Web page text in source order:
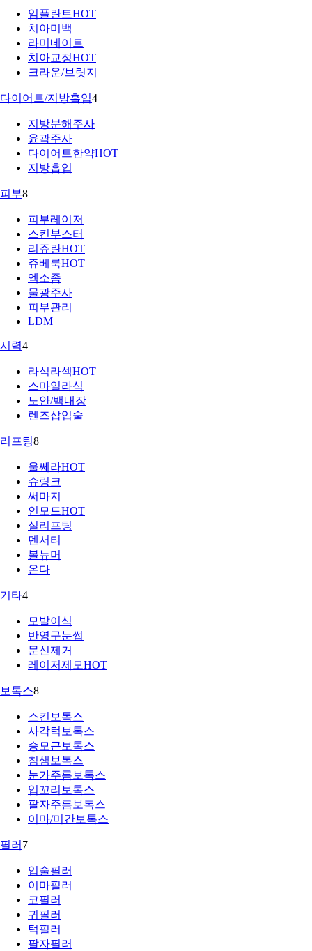
임플란트HOT
치아미백
라미네이트
치아교정HOT
크라운/브릿지
다이어트/지방흡입4
지방분해주사
윤곽주사
다이어트한약HOT
지방흡입
피부8
피부레이저
스킨부스터
리쥬란HOT
쥬베룩HOT
엑소좀
물광주사
피부관리
LDM
시력4
라식라섹HOT
스마일라식
노안/백내장
렌즈삽입술
리프팅8
울쎄라HOT
슈링크
써마지
인모드HOT
실리프팅
덴서티
볼뉴머
온다
기타4
모발이식
반영구눈썹
문신제거
레이저제모HOT
보톡스8
스킨보톡스
사각턱보톡스
승모근보톡스
침샘보톡스
눈가주름보톡스
입꼬리보톡스
팔자주름보톡스
이마/미간보톡스
필러 7
입술필러
이마필러
코필러
귀필러
턱필러
팔자필러